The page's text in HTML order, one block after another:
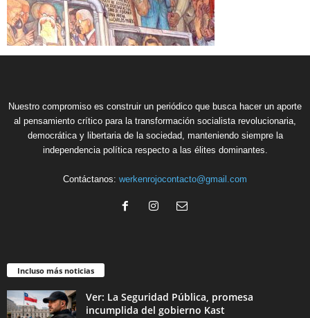
Nuestro compromiso es construir un periódico que busca hacer un aporte
al pensamiento crítico para la transformación socialista revolucionaria,
democrática y libertaria de la sociedad, manteniendo siempre la
independencia política respecto a las élites dominantes.
Contáctanos: werkenrojocontacto@gmail.com
Incluso más noticias
Ver: La Seguridad Pública, promesa
incumplida del gobierno Kast